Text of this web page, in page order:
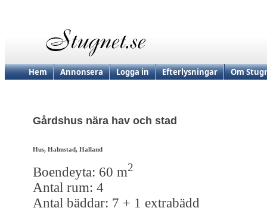
Hem Annonsera Logga in Efterlysningar Om
Gårdshus nära hav och stad
Hus, Halmstad, Halland
Boendeyta: 60 m2
Antal rum: 4
Antal bäddar: 7 + 1 extrabädd